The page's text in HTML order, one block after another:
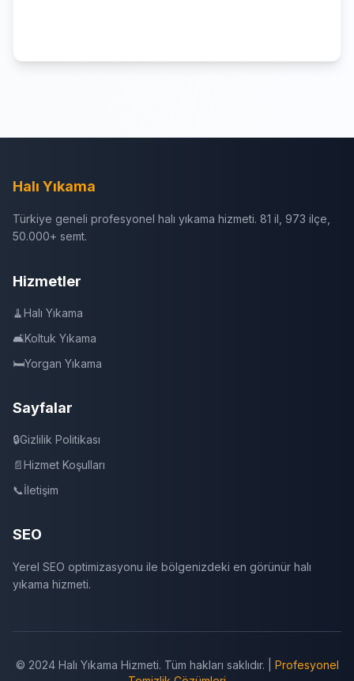
Halı Yıkama
Türkiye geneli profesyonel halı yıkama hizmeti. 81 il, 973 ilçe,
50.000+ semt.
Hizmetler
🧹Halı Yıkama
🛋️Koltuk Yıkama
🛏️Yorgan Yıkama
Sayfalar
🔒Gizlilik Politikası
📄Hizmet Koşulları
📞İletişim
SEO
Yerel SEO optimizasyonu ile bölgenizdeki en görünür halı
yıkama hizmeti.
© 2024 Halı Yıkama Hizmeti. Tüm hakları saklıdır. | Profesyonel